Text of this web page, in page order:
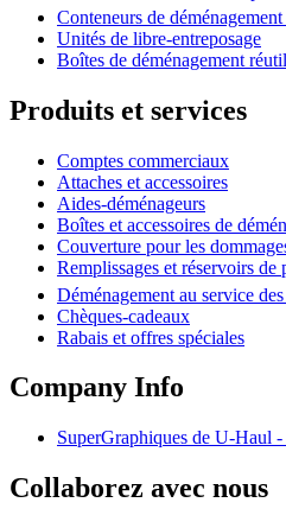
Conteneurs de
Unités de libre-entreposage
Boîtes de déménagement
Produits et services
Comptes commerciaux
Attaches et accessoires
Aides-déménageurs
Boîtes et accessoires de
Couverture pour les
Remplissages et réservoirs de
Déménagement au service
Chèques-cadeaux
Rabais et offres spéciales
Company Info
SuperGraphiques de U-Haul -
Collaborez avec nous